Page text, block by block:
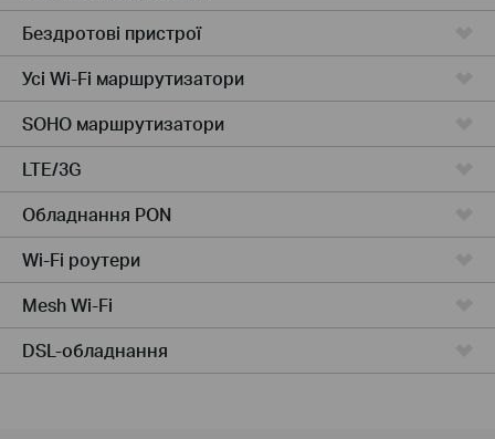
Бездротові пристрої
Усі Wi-Fi маршрутизатори
SOHO маршрутизатори
LTE/3G
Обладнання PON
Wi-Fi роутери
Mesh Wi-Fi
DSL-обладнання